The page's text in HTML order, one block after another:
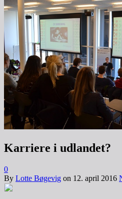
Karriere i udlandet?
0
By Lotte Bøgevig on 12. april 2016